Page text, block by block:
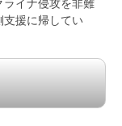
ライナ侵攻を非難
支援に帰してい